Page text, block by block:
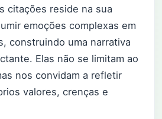
citações reside na sua
emoções complexas em
construindo uma narrativa
Elas não se limitam ao
nos convidam a refletir
valores, crenças e